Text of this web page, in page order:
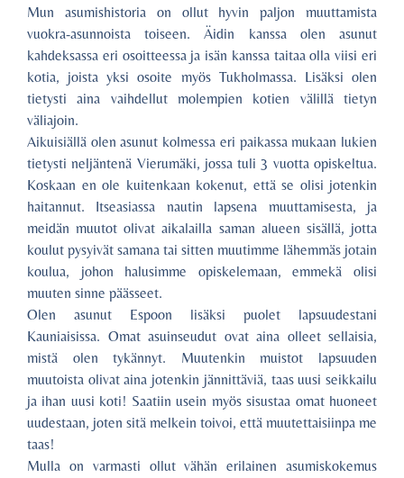
Mun asumishistoria on ollut hyvin paljon muuttamista
vuokra-asunnoista toiseen. Äidin kanssa olen asunut
kahdeksassa eri osoitteessa ja isän kanssa taitaa olla viisi eri
kotia, joista yksi osoite myös Tukholmassa. Lisäksi olen
tietysti aina vaihdellut molempien kotien välillä tietyn
väliajoin.
Aikuisiällä olen asunut kolmessa eri paikassa mukaan lukien
tietysti neljäntenä Vierumäki, jossa tuli 3 vuotta opiskeltua.
Koskaan en ole kuitenkaan kokenut, että se olisi jotenkin
haitannut. Itseasiassa nautin lapsena muuttamisesta, ja
meidän muutot olivat aikalailla saman alueen sisällä, jotta
koulut pysyivät samana tai sitten muutimme lähemmäs jotain
koulua, johon halusimme opiskelemaan, emmekä olisi
muuten sinne päässeet.
Olen asunut Espoon lisäksi puolet lapsuudestani
Kauniaisissa. Omat asuinseudut ovat aina olleet sellaisia,
mistä olen tykännyt. Muutenkin muistot lapsuuden
muutoista olivat aina jotenkin jännittäviä, taas uusi seikkailu
ja ihan uusi koti! Saatiin usein myös sisustaa omat huoneet
uudestaan, joten sitä melkein toivoi, että muutettaisiinpa me
taas!
Mulla on varmasti ollut vähän erilainen asumiskokemus